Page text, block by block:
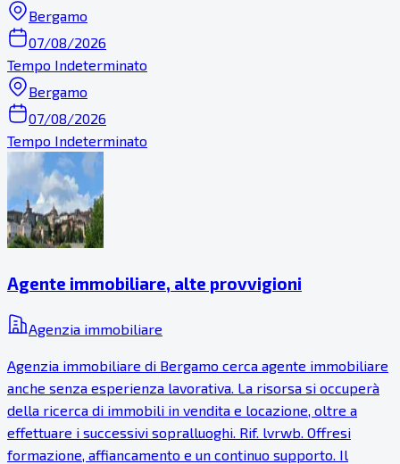
Bergamo
07/08/2026
Tempo Indeterminato
Bergamo
07/08/2026
Tempo Indeterminato
Agente immobiliare, alte provvigioni
Agenzia immobiliare
Agenzia immobiliare di Bergamo cerca agente immobiliare
anche senza esperienza lavorativa. La risorsa si occuperà
della ricerca di immobili in vendita e locazione, oltre a
effettuare i successivi sopralluoghi. Rif. lvrwb. Offresi
formazione, affiancamento e un continuo supporto. Il